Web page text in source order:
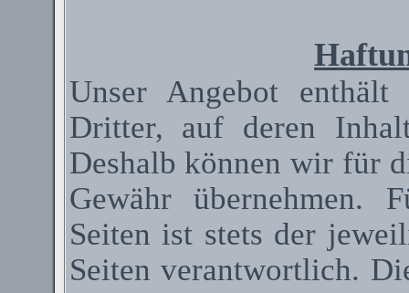
Unser Angebot
Dritter, auf deren
Deshalb können wir für
Gewähr übernehmen.
Seiten ist stets der
Seiten verantwortlich.